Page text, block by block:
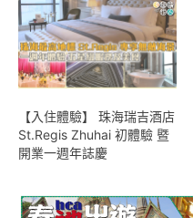
【入住體驗】 珠海瑞吉酒店
St.Regis Zhuhai 初體驗 暨
開業一週年誌慶